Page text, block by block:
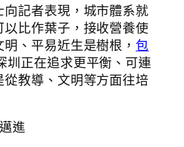
記者表現，城市體系就
比作葉子，接收營養使
、平易近生是樹根，包
圳正在追求更平衡、可連
教導、文明等方面往培
進